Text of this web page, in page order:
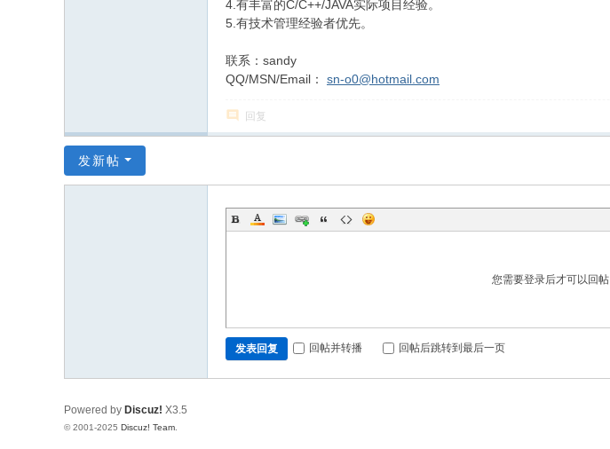
4.有丰富的C/C++/JAVA实际项目经验。
5.有技术管理经验者优先。
联系：sandy
QQ/MSN/Email： sn-o0@hotmail.com
回复
发新帖
您需要登录后才可以回帖
发表回复 回帖并转播 回帖后跳转到最后一页
Powered by Discuz! X3.5
© 2001-2025 Discuz! Team